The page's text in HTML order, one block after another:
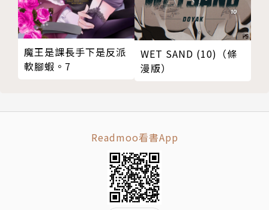
魔王是課長手下是反派
軟腳蝦。7
WET SAND (10)（條
漫版）
Readmoo看書App